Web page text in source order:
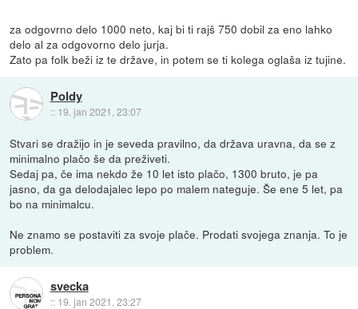
za odgovrno delo 1000 neto, kaj bi ti rajš 750 dobil za eno lahko
delo al za odgovorno delo jurja.
Zato pa folk beži iz te države, in potem se ti kolega oglaša iz tujine.
Poldy
:: 19. jan 2021, 23:07
Stvari se dražijo in je seveda pravilno, da država uravna, da se z
minimalno plačo še da preživeti.
Sedaj pa, če ima nekdo že 10 let isto plačo, 1300 bruto, je pa
jasno, da ga delodajalec lepo po malem nateguje. Še ene 5 let, pa
bo na minimalcu.
Ne znamo se postaviti za svoje plače. Prodati svojega znanja. To je
problem.
svecka
:: 19. jan 2021, 23:27